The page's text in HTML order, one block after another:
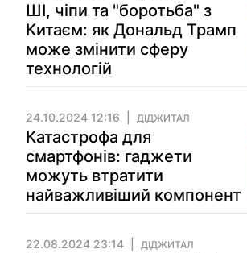
ШІ, чіпи та "боротьба" з
Китаєм: як Дональд Трамп
може змінити сферу
технологій
24.10.2024 12:16 ДІДЖИТАЛ
Катастрофа для
смартфонів: гаджети
можуть втратити
найважливіший компонент
22.08.2024 23:14 ДІДЖИТАЛ